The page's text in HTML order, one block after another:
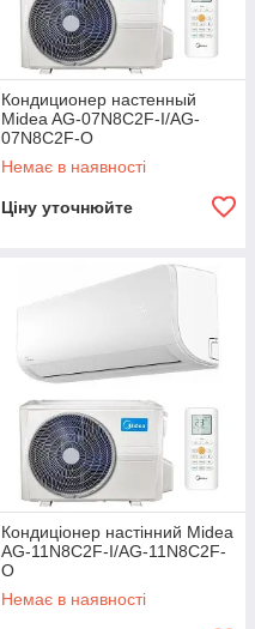
Кондиционер настенный
Midea AG-07N8C2F-I/AG-
07N8C2F-O
Немає в наявності
Ціну уточнюйте
Кондиціонер настінний Midea
AG-11N8C2F-I/AG-11N8C2F-
O
Немає в наявності